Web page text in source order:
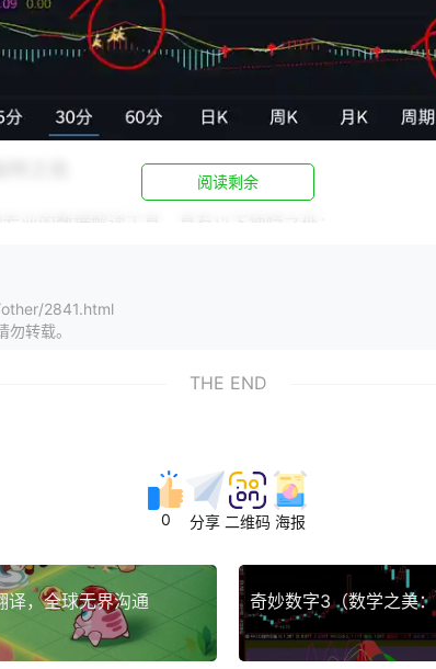
业的数据解读工具，具有以下独特之处：
设计，让用户轻松上手，快速掌握操作技巧。
析方法，满足不同用户的需求。
实时更新，确保数据的准确性。
网】分析用户购买行为，发现用户在购买商品时，对
策略，提高了用户购买转化率。
网】分析金融市场数据，预测市场走势，提前布局，
网解读数据奥秘
之前，首先要明确分析的目标，例如：了解市场趋势
阅读剩余
2841.html
转载。
THE END
0 分享 二维码 海报
译，全球无界沟通